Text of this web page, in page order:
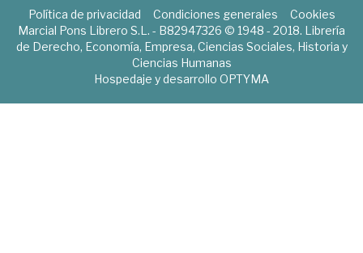
Política de privacidad Condiciones generales
Cookies
Marcial Pons Librero S.L. - B82947326 © 1948 - 2018. Librería
de Derecho, Economía, Empresa, Ciencias Sociales, Historia y
Ciencias Humanas
Hospedaje y desarrollo OPTYMA